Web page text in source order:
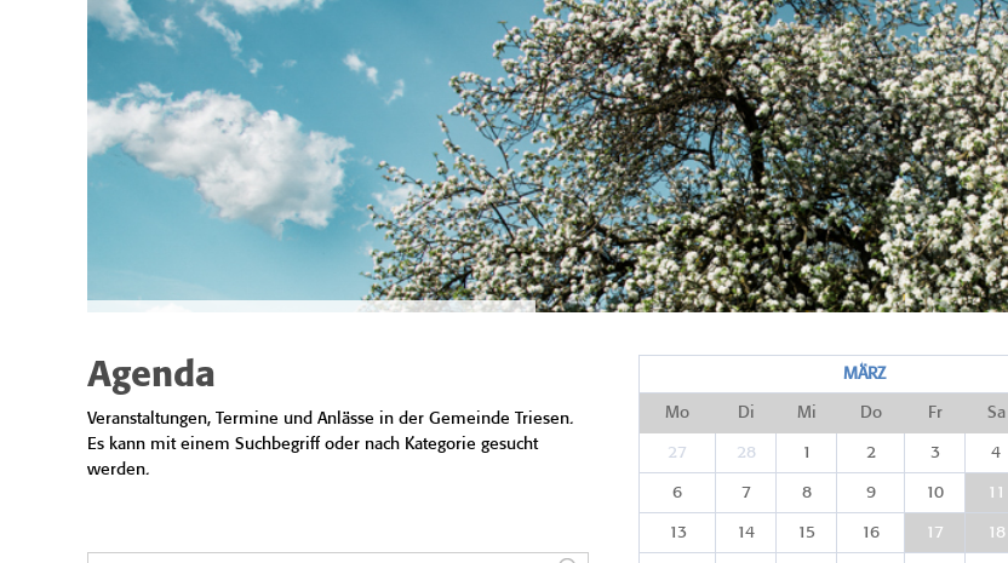
Agenda
Veranstaltungen, Termine und Anlässe in der Gemeinde Triesen.
Es kann mit einem Suchbegriff oder nach Kategorie gesucht
werden.
MÄRZ
Mo Di Mi Do Fr Sa
27 28 1 2 3 4
6 7 8 9 10 11
13 14 15 16 17 18